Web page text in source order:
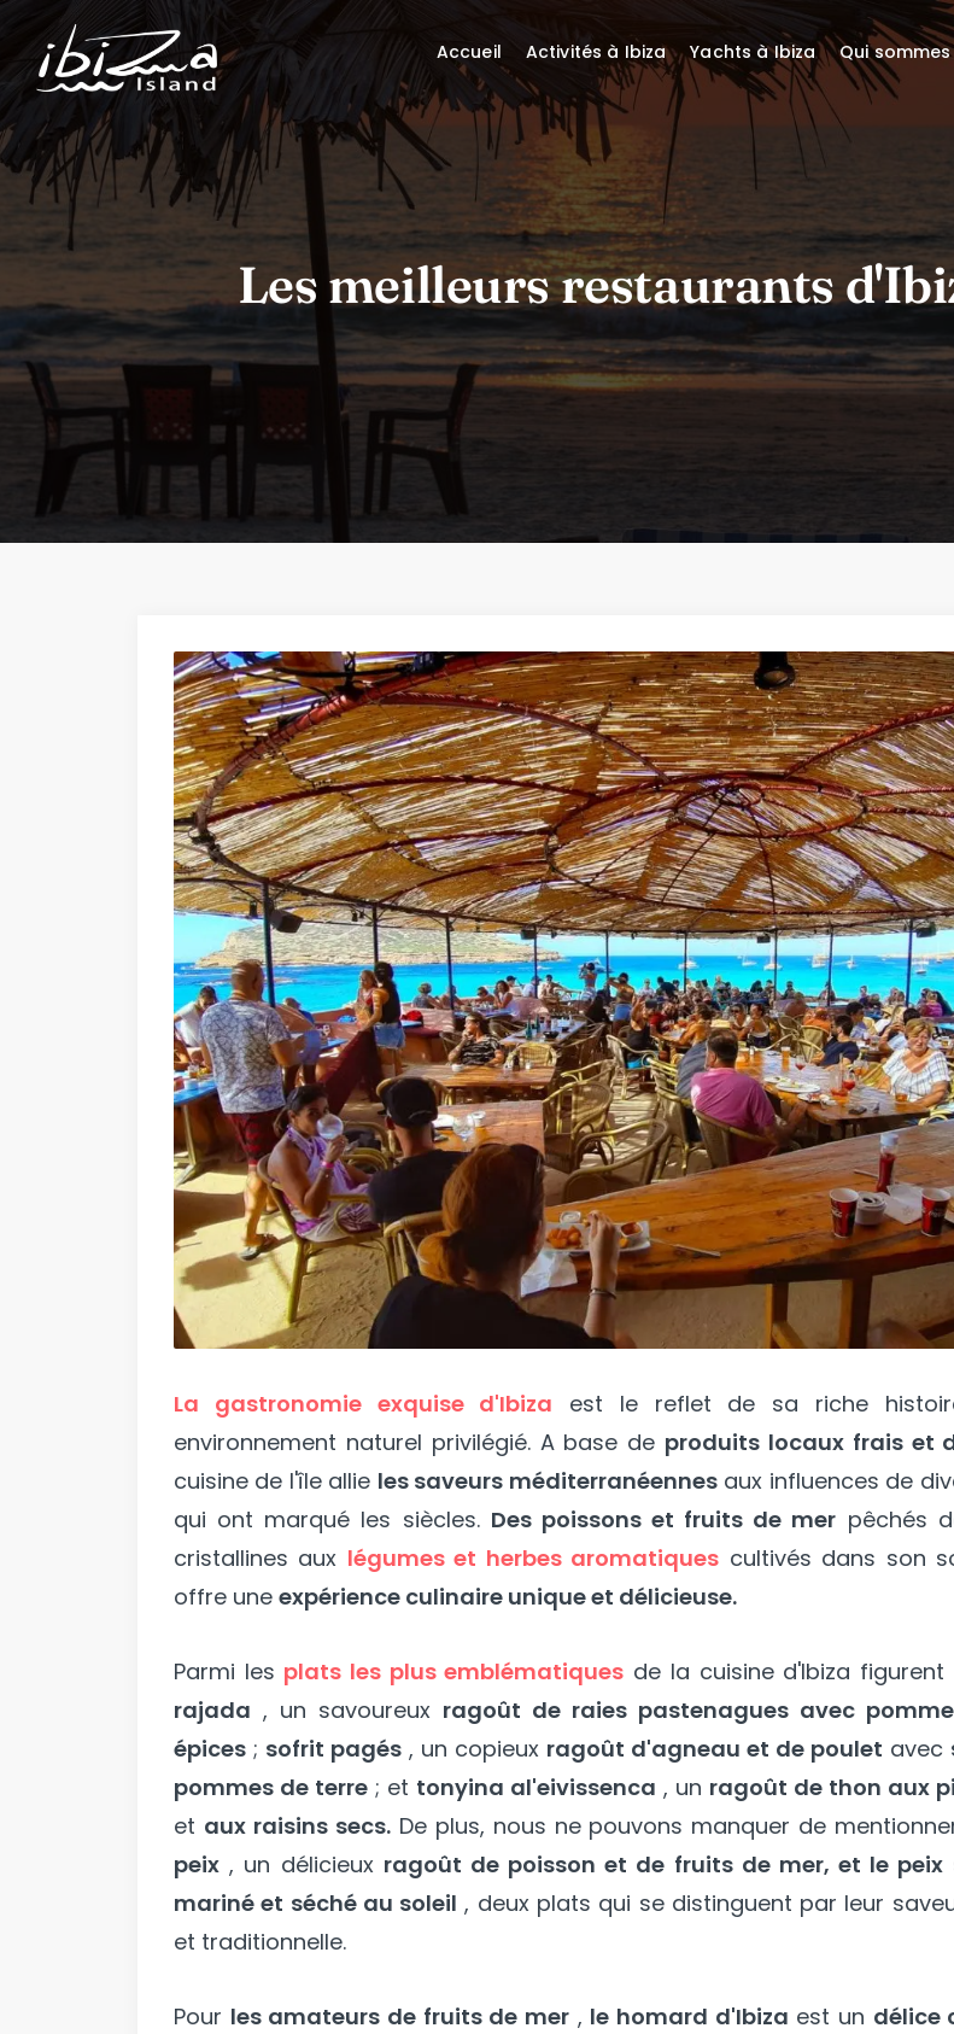
Les meilleurs restaurants
La gastronomie exquise d'Ibiza est le reflet de sa riche
environnement naturel privilégié. A base de produits locaux frais et
cuisine de l'île allie les saveurs méditerranéennesaux influences de
qui ont marqué les siècles. Des poissons et fruits de mer pêchés
cristallines aux légumes et herbes aromatiques cultivés dans son
offre une expérience culinaire unique et délicieuse.
Parmi les plats les plus emblématiques de la cuisine d'Ibiza figurent
rajada , un savoureux ragoût de raies pastenagues avec
épices ; sofrit pagés , un copieux ragoût d'agneau et de poulet avec
pommes de terre ; et tonyina al'eivissenca , un ragoût de thon aux
et aux raisins secs.De plus, nous ne pouvons manquer de
peix , un délicieux ragoût de poisson et de fruits de mer, et le peix
mariné et séché au soleil , deux plats qui se distinguent par leur
et traditionnelle.
Pour les amateurs de fruits de mer , le homard d'Ibiza est un délice
Accueil Activités à Ibiza Yachts à Ibiza Qui